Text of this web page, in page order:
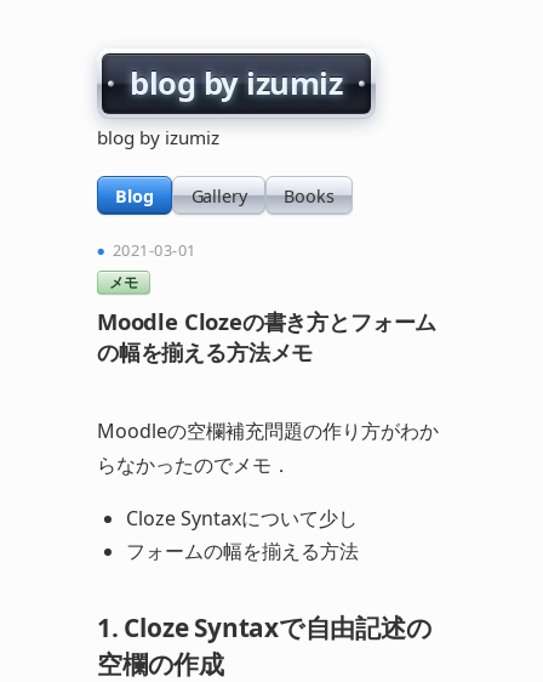
blog by izumiz
blog by izumiz
Blog Gallery Books
2021-03-01
メモ
Moodle Clozeの書き方とフォーム
の幅を揃える方法メモ
Moodleの空欄補充問題の作り方がわか
らなかったのでメモ．
Cloze Syntaxについて少し
フォームの幅を揃える方法
1. Cloze Syntaxで自由記述の
空欄の作成